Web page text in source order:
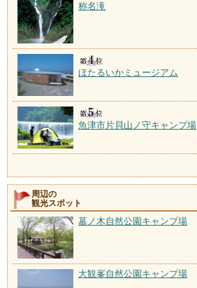
称名滝
ほたるいかミュージアム
魚津市片貝山ノ守キャンプ場
周辺の
観光スポット
墓ノ木自然公園キャンプ場
大観峯自然公園キャンプ場